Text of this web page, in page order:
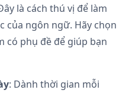
là cách thú vị để làm
của ngôn ngữ. Hãy chọn
có phụ đề để giúp bạn
: Dành thời gian mỗi